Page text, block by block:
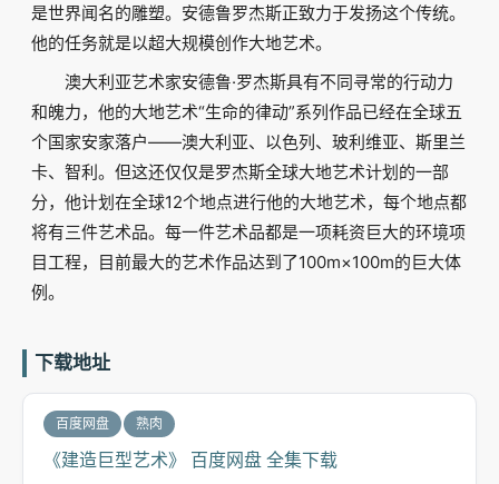
是世界闻名的雕塑。安德鲁罗杰斯正致力于发扬这个传统。
他的任务就是以超大规模创作大地艺术。
澳大利亚艺术家安德鲁·罗杰斯具有不同寻常的行动力
和魄力，他的大地艺术“生命的律动”系列作品已经在全球五
个国家安家落户——澳大利亚、以色列、玻利维亚、斯里兰
卡、智利。但这还仅仅是罗杰斯全球大地艺术计划的一部
分，他计划在全球12个地点进行他的大地艺术，每个地点都
将有三件艺术品。每一件艺术品都是一项耗资巨大的环境项
目工程，目前最大的艺术作品达到了100m×100m的巨大体
例。
下载地址
百度网盘 熟肉
《建造巨型艺术》 百度网盘 全集下载